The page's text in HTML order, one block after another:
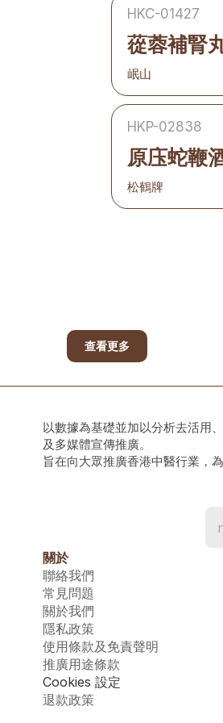
HKC-01427
蓯蓉補腎
岷山
HKP-02838
原庒蛇鞭
松鶴牌
查看更多
以數據為基礎並加以分析去活用
及多媒體宣傳推廣。
旨在向大眾推廣香港中醫行業，
關於
聯絡我們
常見問題
關於我們
隱私政策
使用條款及免責聲明
推廣用途條款
Cookies 設定
退款政策